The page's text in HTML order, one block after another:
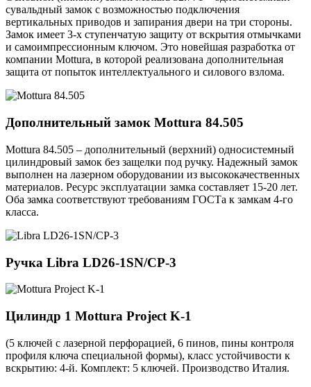
сувальдный замок с возможностью подключения
вертикальных приводов и запирания двери на три стороны.
Замок имеет 3-х ступенчатую защиту от вскрытия отмычками
и самоимпрессионным ключом. Это новейшая разработка от
компании Mottura, в которой реализована дополнительная
защита от попыток интеллектуального и силового взлома.
Дополнительный замок Mottura 84.505
Mottura 84.505 – дополнительный (верхний) односистемный
цилиндровый замок без защелки под ручку. Надежный замок
выполнен на лазерном оборудовании из высококачественных
материалов. Ресурс эксплуатации замка составляет 15-20 лет.
Оба замка соответствуют требованиям ГОСТа к замкам 4-го
класса.
Ручка Libra LD26-1SN/CP-3
Цилиндр 1 Mottura Project K-1
(5 ключей с лазерной перфорацией, 6 пинов, пины контроля
профиля ключа специальной формы), класс устойчивости к
вскрытию: 4-й. Комплект: 5 ключей. Производство Италия.